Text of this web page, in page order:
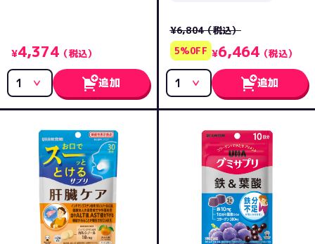
¥4,374 （税込）
追加
¥6,804（税込）
5%0FF ¥6,464 （税込）
追加